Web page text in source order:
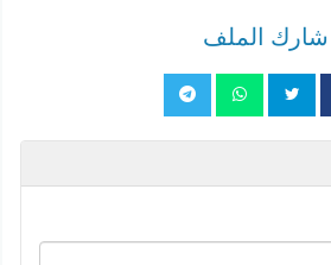
شارك الملف